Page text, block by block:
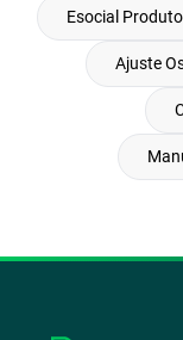
Esocial
Ajuste